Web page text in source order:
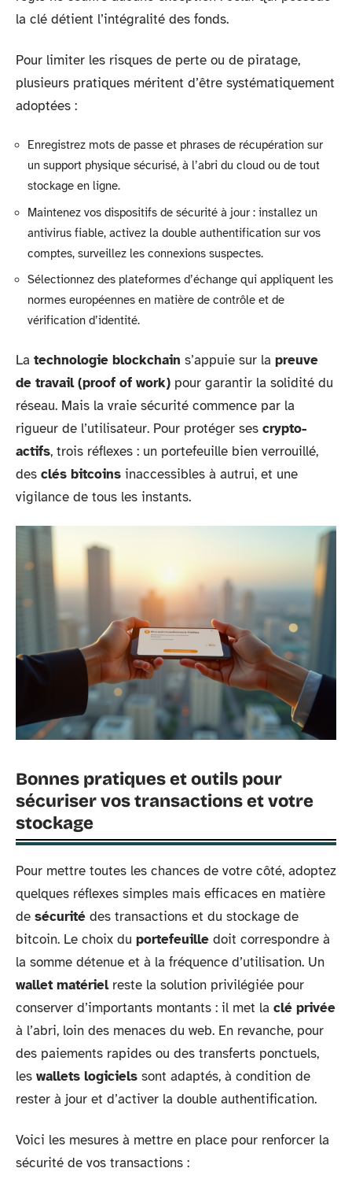
la clé détient l’intégralité des fonds.
Pour limiter les risques de perte ou de piratage,
plusieurs pratiques méritent d’être systématiquement
adoptées :
Enregistrez mots de passe et phrases de récupération sur
un support physique sécurisé, à l’abri du cloud ou de tout
stockage en ligne.
Maintenez vos dispositifs de sécurité à jour : installez un
antivirus fiable, activez la double authentification sur vos
comptes, surveillez les connexions suspectes.
Sélectionnez des plateformes d’échange qui appliquent les
normes européennes en matière de contrôle et de
vérification d’identité.
La technologie blockchain s’appuie sur la preuve
de travail (proof of work) pour garantir la solidité du
réseau. Mais la vraie sécurité commence par la
rigueur de l’utilisateur. Pour protéger ses crypto-
actifs, trois réflexes : un portefeuille bien verrouillé,
des clés bitcoins inaccessibles à autrui, et une
vigilance de tous les instants.
Bonnes pratiques et outils pour
sécuriser vos transactions et votre
stockage
Pour mettre toutes les chances de votre côté, adoptez
quelques réflexes simples mais efficaces en matière
de sécurité des transactions et du stockage de
bitcoin. Le choix du portefeuille doit correspondre à
la somme détenue et à la fréquence d’utilisation. Un
wallet matérielreste la solution privilégiée pour
conserver d’importants montants : il met la clé privée
à l’abri, loin des menaces du web. En revanche, pour
des paiements rapides ou des transferts ponctuels,
les wallets logiciels sont adaptés, à condition de
rester à jour et d’activer la double authentification.
Voici les mesures à mettre en place pour renforcer la
sécurité de vos transactions :